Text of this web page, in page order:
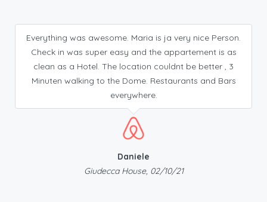
Everything was awesome. Maria is ja very nice Person.
Check in was super easy and the appartement is as
clean as a Hotel. The location couldnt be better , 3
Minuten walking to the Dome. Restaurants and Bars
everywhere.
Daniele
Giudecca House, 02/10/21